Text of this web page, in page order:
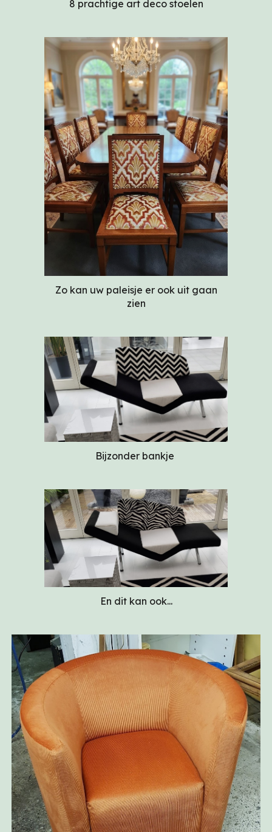
8 prachtige art deco stoelen
Zo kan uw paleisje er ook uit gaan
zien
Bijzonder bankje
En dit kan ook...